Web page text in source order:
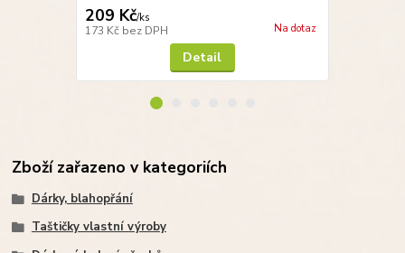
209 Kč/ks
173 Kč bez DPH Na dotaz
Detail
Zboží zařazeno v kategoriích
Dárky, blahopřání
Taštičky vlastní výroby